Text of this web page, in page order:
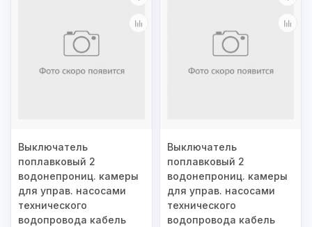
Выключатель
поплавковый 2
водонепрониц. камеры
для управ. насосами
технического
водопровода кабель
Выключатель
поплавковый 2
водонепрониц. камеры
для управ. насосами
технического
водопровода кабель